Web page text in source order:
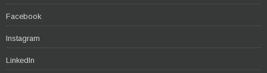
Facebook
Instagram
LinkedIn